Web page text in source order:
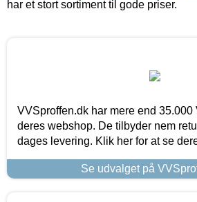
har et stort sortiment til gode priser.
VVSproffen.dk har mere end 35.000
deres webshop. De tilbyder nem
dages levering. Klik her for at se
Se udvalget på